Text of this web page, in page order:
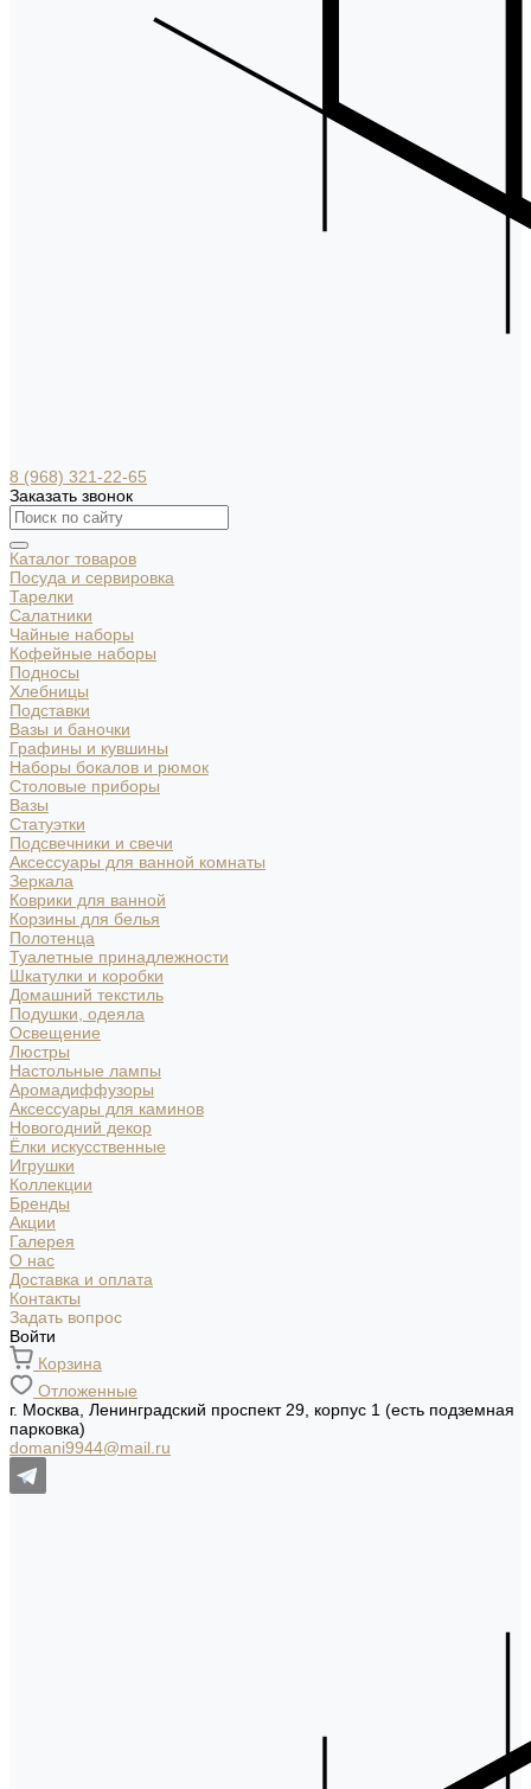
8 (968) 321-22-65
Заказать звонок
Каталог товаров
Посуда и сервировка
Тарелки
Салатники
Чайные наборы
Кофейные наборы
Подносы
Хлебницы
Подставки
Вазы и баночки
Графины и кувшины
Наборы бокалов и рюмок
Столовые приборы
Вазы
Статуэтки
Подсвечники и свечи
Аксессуары для ванной комнаты
Зеркала
Коврики для ванной
Корзины для белья
Полотенца
Туалетные принадлежности
Шкатулки и коробки
Домашний текстиль
Подушки, одеяла
Освещение
Люстры
Настольные лампы
Аромадиффузоры
Аксессуары для каминов
Новогодний декор
Ёлки искусственные
Игрушки
Коллекции
Бренды
Акции
Галерея
О нас
Доставка и оплата
Контакты
Задать вопрос
Войти
Корзина
Отложенные
г. Москва, Ленинградский проспект 29, корпус 1 (есть подземная
парковка)
domani9944@mail.ru